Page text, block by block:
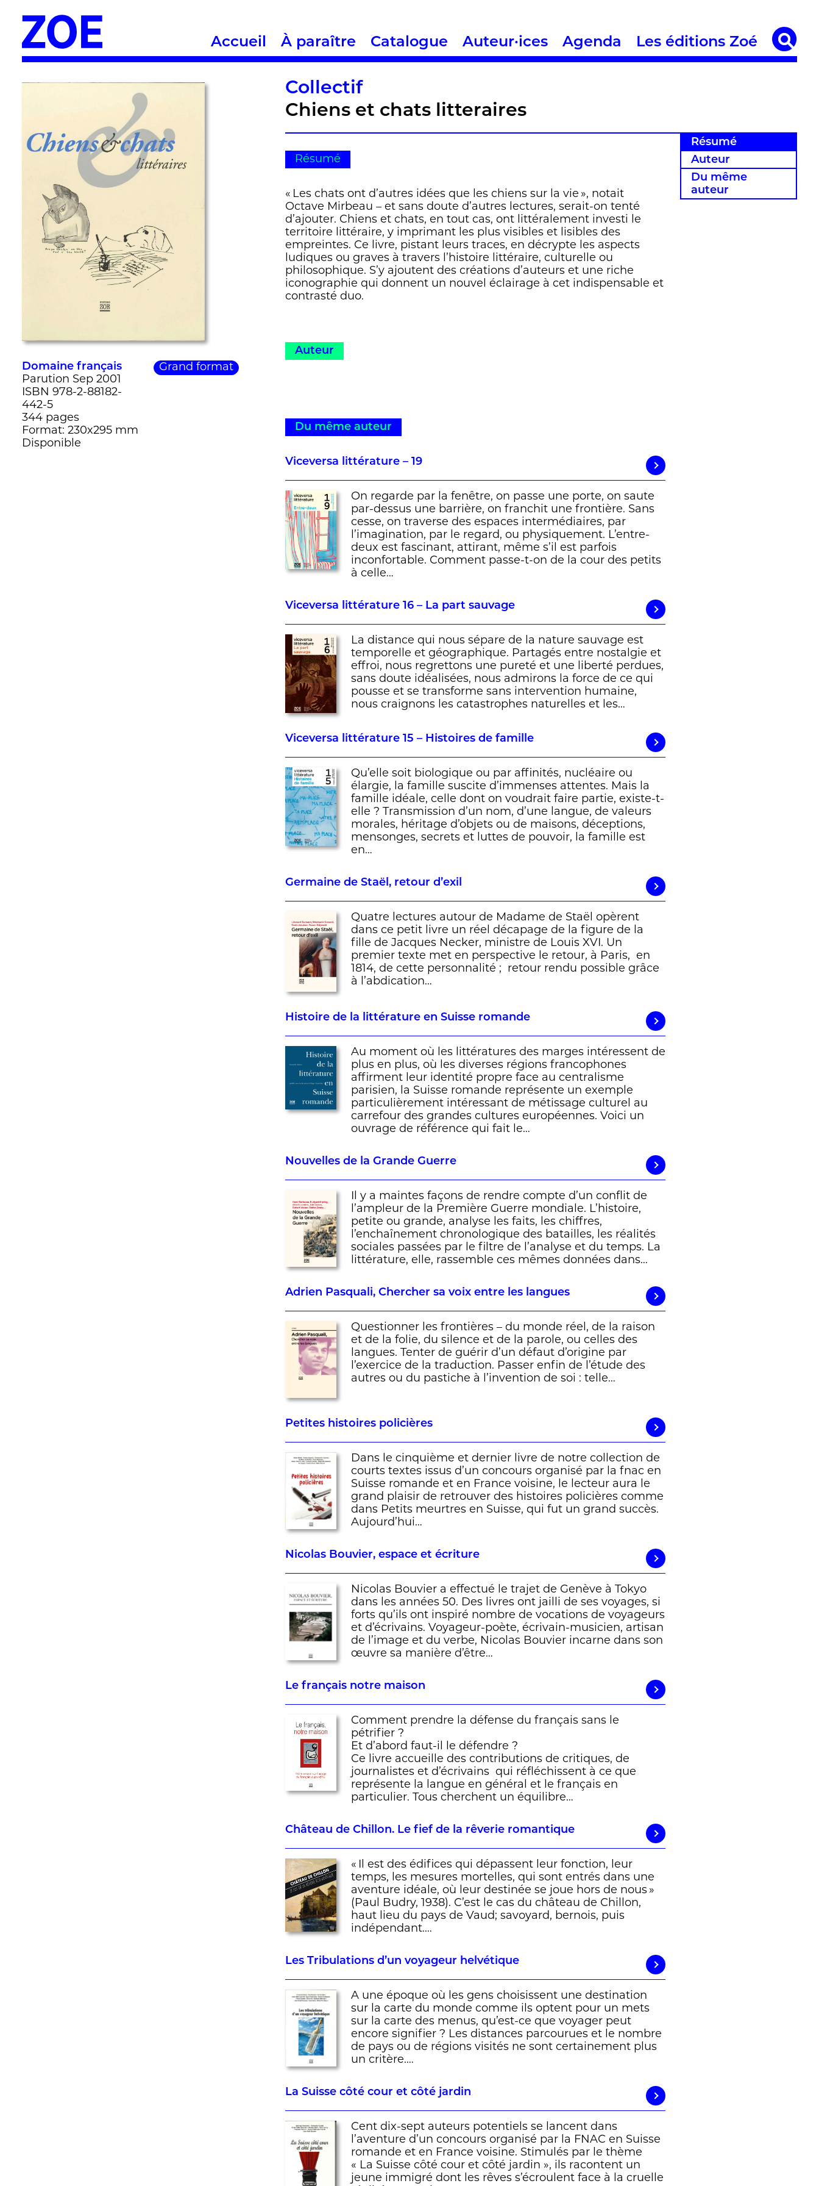
Accueil À paraître Catalogue Auteur·ices Agenda Les éditions Zoé
Domaine français
Parution Sep 2001
ISBN 978-2-88182-
442-5
344 pages
Format: 230x295 mm
Disponible
Grand format
Collectif
Chiens et chats litteraires
Résumé
Auteur
Du même
auteur
Résumé
« Les chats ont d’autres idées que les chiens sur la vie », notait
Octave Mirbeau – et sans doute d’autres lectures, serait-on tenté
d’ajouter. Chiens et chats, en tout cas, ont littéralement investi le
territoire littéraire, y imprimant les plus visibles et lisibles des
empreintes. Ce livre, pistant leurs traces, en décrypte les aspects
ludiques ou graves à travers l’histoire littéraire, culturelle ou
philosophique. S’y ajoutent des créations d’auteurs et une riche
iconographie qui donnent un nouvel éclairage à cet indispensable et
contrasté duo.
Auteur
Du même auteur
Viceversa littérature – 19
On regarde par la fenêtre, on passe une porte, on saute
par-dessus une barrière, on franchit une frontière. Sans
cesse, on traverse des espaces intermédiaires, par
l’imagination, par le regard, ou physiquement. L’entre-
deux est fascinant, attirant, même s’il est parfois
inconfortable. Comment passe-t-on de la cour des petits
à celle…
Viceversa littérature 16 – La part sauvage
La distance qui nous sépare de la nature sauvage est
temporelle et géographique. Partagés entre nostalgie et
effroi, nous regrettons une pureté et une liberté perdues,
sans doute idéalisées, nous admirons la force de ce qui
pousse et se transforme sans intervention humaine,
nous craignons les catastrophes naturelles et les…
Viceversa littérature 15 – Histoires de famille
Qu’elle soit biologique ou par affinités, nucléaire ou
élargie, la famille suscite d’immenses attentes. Mais la
famille idéale, celle dont on voudrait faire partie, existe-t-
elle ? Transmission d’un nom, d’une langue, de valeurs
morales, héritage d’objets ou de maisons, déceptions,
mensonges, secrets et luttes de pouvoir, la famille est
en…
Germaine de Staël, retour d’exil
Quatre lectures autour de Madame de Staël opèrent
dans ce petit livre un réel décapage de la figure de la
fille de Jacques Necker, ministre de Louis XVI. Un
premier texte met en perspective le retour, à Paris, en
1814, de cette personnalité ; retour rendu possible grâce
à l’abdication…
Histoire de la littérature en Suisse romande
Au moment où les littératures des marges intéressent de
plus en plus, où les diverses régions francophones
affirment leur identité propre face au centralisme
parisien, la Suisse romande représente un exemple
particulièrement intéressant de métissage culturel au
carrefour des grandes cultures européennes. Voici un
ouvrage de référence qui fait le…
Nouvelles de la Grande Guerre
Il y a maintes façons de rendre compte d’un conflit de
l’ampleur de la Première Guerre mondiale. L’histoire,
petite ou grande, analyse les faits, les chiffres,
l’enchaînement chronologique des batailles, les réalités
sociales passées par le filtre de l’analyse et du temps. La
littérature, elle, rassemble ces mêmes données dans…
Adrien Pasquali, Chercher sa voix entre les langues
Questionner les frontières – du monde réel, de la raison
et de la folie, du silence et de la parole, ou celles des
langues. Tenter de guérir d’un défaut d’origine par
l’exercice de la traduction. Passer enfin de l’étude des
autres ou du pastiche à l’invention de soi : telle…
Petites histoires policières
Dans le cinquième et dernier livre de notre collection de
courts textes issus d’un concours organisé par la fnac en
Suisse romande et en France voisine, le lecteur aura le
grand plaisir de retrouver des histoires policières comme
dans Petits meurtres en Suisse, qui fut un grand succès.
Aujourd’hui…
Nicolas Bouvier, espace et écriture
Nicolas Bouvier a effectué le trajet de Genève à Tokyo
dans les années 50. Des livres ont jailli de ses voyages, si
forts qu’ils ont inspiré nombre de vocations de voyageurs
et d’écrivains. Voyageur-poète, écrivain-musicien, artisan
de l’image et du verbe, Nicolas Bouvier incarne dans son
œuvre sa manière d’être…
Le français notre maison
Comment prendre la défense du français sans le
pétrifier ?
Et d’abord faut-il le défendre ?
Ce livre accueille des contributions de critiques, de
journalistes et d’écrivains qui réfléchissent à ce que
représente la langue en général et le français en
particulier. Tous cherchent un équilibre…
Château de Chillon. Le fief de la rêverie romantique
« Il est des édifices qui dépassent leur fonction, leur
temps, les mesures mortelles, qui sont entrés dans une
aventure idéale, où leur destinée se joue hors de nous »
(Paul Budry, 1938). C’est le cas du château de Chillon,
haut lieu du pays de Vaud; savoyard, bernois, puis
indépendant.…
Les Tribulations d’un voyageur helvétique
A une époque où les gens choisissent une destination
sur la carte du monde comme ils optent pour un mets
sur la carte des menus, qu’est-ce que voyager peut
encore signifier ? Les distances parcourues et le nombre
de pays ou de régions visités ne sont certainement plus
un critère.…
La Suisse côté cour et côté jardin
Cent dix-sept auteurs potentiels se lancent dans
l’aventure d’un concours organisé par la FNAC en Suisse
romande et en France voisine. Stimulés par le thème
« La Suisse côté cour et côté jardin », ils racontent un
jeune immigré dont les rêves s’écroulent face à la cruelle